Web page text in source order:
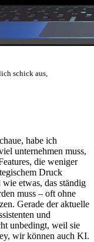
schick aus,
habe ich
unternehmen muss,
die weniger
Druck
etwas, das ständig
muss – oft ohne
Gerade der aktuelle
und
unbedingt, weil sie
wir können auch KI.